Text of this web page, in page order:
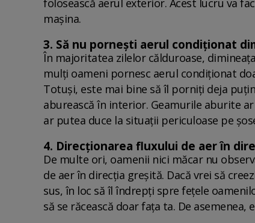
mașina.
3. Să nu pornești aerul condiționat
În majoritatea zilelor călduroase,
mulți oameni pornesc aerul condiționat
Totuși, este mai bine să îl porniți deja
aburească în interior. Geamurile aburite
ar putea duce la situații periculoase pe
4. Direcționarea fluxului de aer în
De multe ori, oamenii nici măcar nu
de aer în direcția greșită. Dacă vrei să
sus, în loc să îl îndrepți spre fețele
să se răcească doar fața ta. De